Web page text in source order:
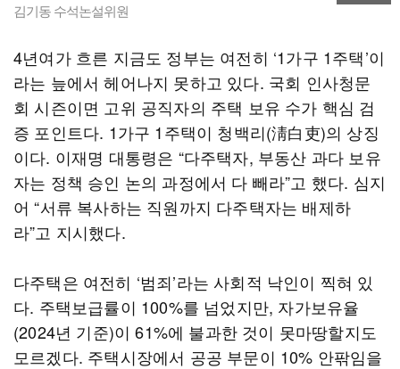
김기동 수석논설위원
4년여가 흐른 지금도 정부는 여전히 ‘1가구 1주택’이
라는 늪에서 헤어나지 못하고 있다. 국회 인사청문
회 시즌이면 고위 공직자의 주택 보유 수가 핵심 검
증 포인트다. 1가구 1주택이 청백리(淸白吏)의 상징
이다. 이재명 대통령은 “다주택자, 부동산 과다 보유
자는 정책 승인 논의 과정에서 다 빼라”고 했다. 심지
어 “서류 복사하는 직원까지 다주택자는 배제하
라”고 지시했다.
다주택은 여전히 ‘범죄’라는 사회적 낙인이 찍혀 있
다. 주택보급률이 100%를 넘었지만, 자가보유율
(2024년 기준)이 61%에 불과한 것이 못마땅할지도
모르겠다. 주택시장에서 공공 부문이 10% 안팎임을